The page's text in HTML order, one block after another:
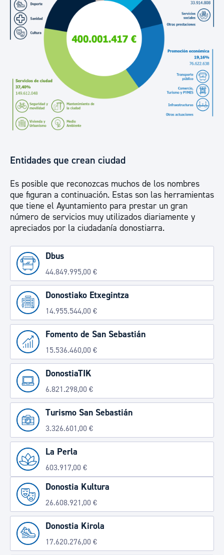
Entidades que crean ciudad
Es posible que reconozcas muchos de los nombres
que figuran a continuación. Estas son las herramientas
que tiene el Ayuntamiento para prestar un gran
número de servicios muy utilizados diariamente y
apreciados por la ciudadanía donostiarra.
Dbus
44.849.995,00 €
Donostiako Etxegintza
14.955.544,00 €
Fomento de San Sebastián
15.536.460,00 €
DonostiaTIK
6.821.298,00 €
Turismo San Sebastián
3.326.601,00 €
La Perla
603.917,00 €
Donostia Kultura
26.608.921,00 €
Donostia Kirola
17.620.276,00 €